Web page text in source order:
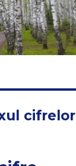
cifrelor